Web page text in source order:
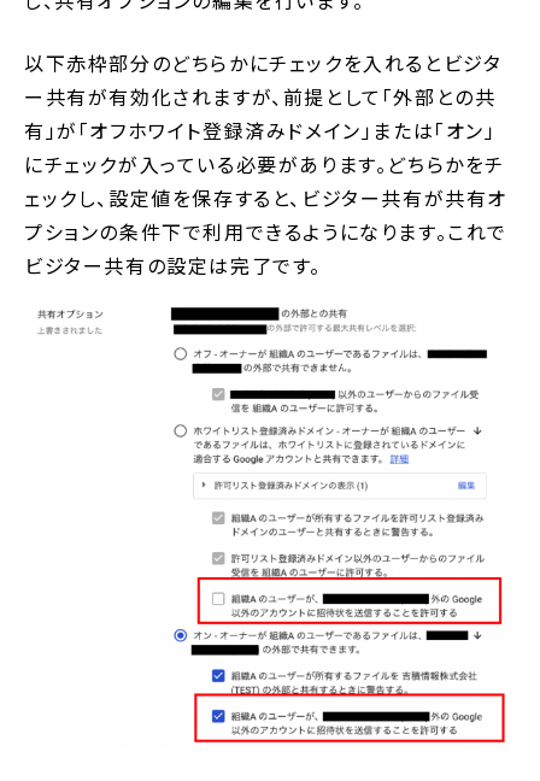
以下赤枠部分のどちらかにチェックを入れるとビジタ
ー共有が有効化されますが、前提として「外部との共
有」が「オフホワイト登録済みドメイン」または「オン」
にチェックが入っている必要があります。どちらかをチ
ェックし、設定値を保存すると、ビジター共有が共有オ
プションの条件下で利用できるようになります。これで
ビジター共有の設定は完了です。